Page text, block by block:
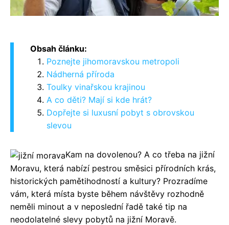
Obsah článku:
Poznejte jihomoravskou metropoli
Nádherná příroda
Toulky vinařskou krajinou
A co děti? Mají si kde hrát?
Dopřejte si luxusní pobyt s obrovskou
slevou
Kam na dovolenou? A co třeba na jižní
Moravu, která nabízí pestrou směsici přírodních krás,
historických pamětihodností a kultury? Prozradíme
vám, která místa byste během návštěvy rozhodně
neměli minout a v neposlední řadě také tip na
neodolatelné slevy pobytů na jižní Moravě.